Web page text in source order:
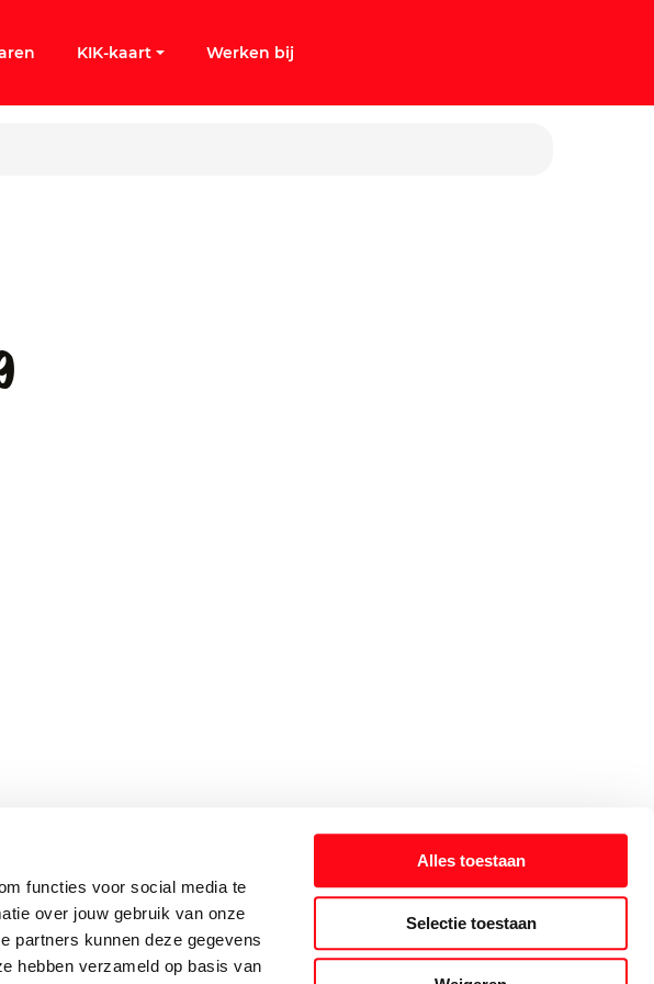
functies voor social media te
over jouw gebruik van onze
partners kunnen deze gegevens
hebben verzameld op basis van
Alles toestaan
Selectie toestaan
KIK-kaart Werken bij